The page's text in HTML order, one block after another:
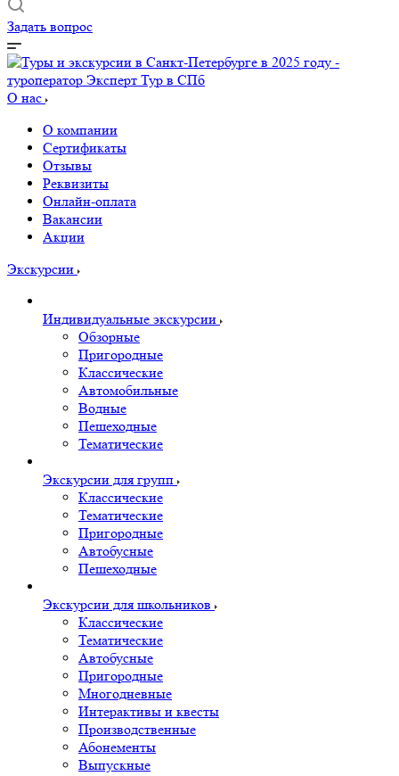
Задать вопрос
О нас
О компании
Сертификаты
Отзывы
Реквизиты
Онлайн-оплата
Вакансии
Акции
Экскурсии
Индивидуальные экскурсии
Обзорные
Пригородные
Классические
Автомобильные
Водные
Пешеходные
Тематические
Экскурсии для групп
Классические
Тематические
Пригородные
Автобусные
Пешеходные
Экскурсии для школьников
Классические
Тематические
Автобусные
Пригородные
Многодневные
Интерактивы и квесты
Производственные
Абонементы
Выпускные